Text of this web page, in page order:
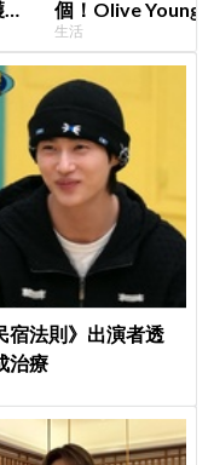
個！Olive Young
遊客，機場「人
生活
宿法則》出演者透
治療